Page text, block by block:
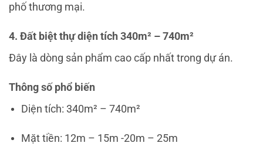
phố thương mại.
4. Đất biệt thự diện tích 340m² – 740m²
Đây là dòng sản phẩm cao cấp nhất trong dự án.
Thông số phổ biến
Diện tích: 340m² – 740m²
Mặt tiền: 12m – 15m -20m – 25m